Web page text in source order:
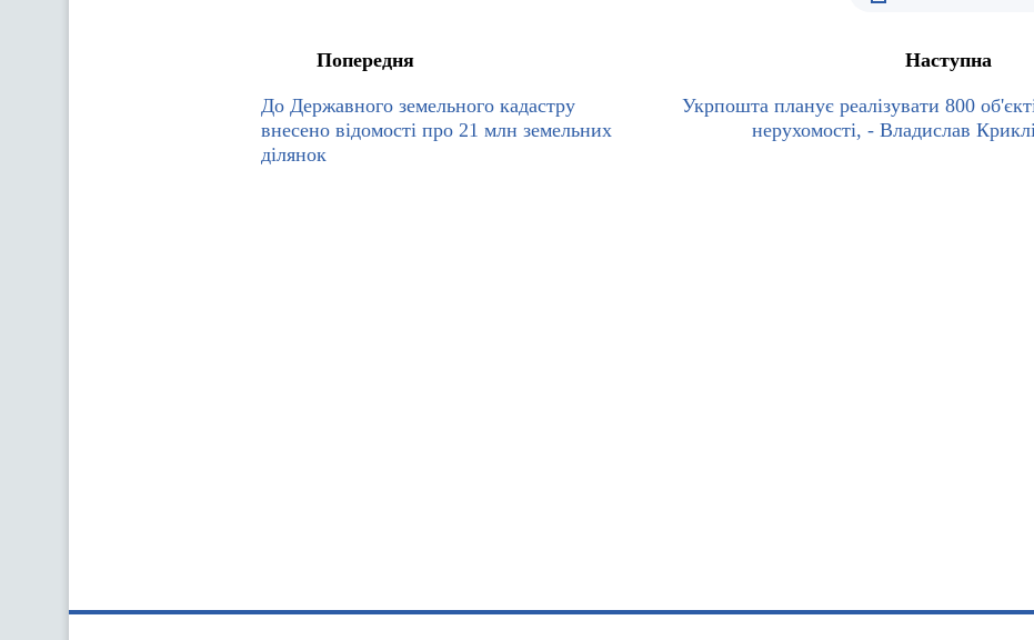
Попередня
До Державного земельного кадастру
внесено відомості про 21 млн земельних
ділянок
Наступна
Укрпошта планує реалізувати 800
нерухомості, - Владислав